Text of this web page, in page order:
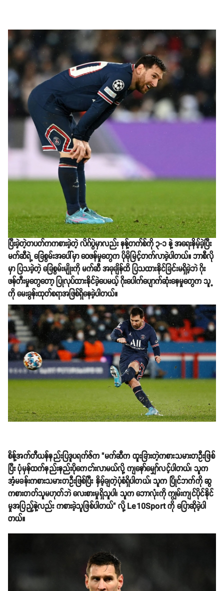
ပြီးခဲ့တဲ့တပတ်ကကစားခဲ့တဲ့ လိဂ်ပွဲမှာလည်း နန့်တက်စ်ကို ၃-၁ နဲ့ အရေးနိမ့်ခဲ့ပြီး
မက်ဆီရဲ့ ခြေစွမ်းအပေါ်မှာ ဝေဖန်မှုတွေက ပိုမိုမြင့်တက်လာခဲ့ပါတယ်။ ဘာစီလို
မှာ ပြသခဲ့တဲ့ ခြေစွမ်းမျိုးကို မက်ဆီ အခုချိန်ထိ ပြသထားနိုင်ခြင်းမရှိခဲ့ဘဲ ဂိုး
ဖန်တီးမှုတွေတော့ ပြုလုပ်ထားနိုင်ခဲ့ပေမယ့် ဂိုးပေါက်ပျောက်ဆုံးနေမှုတွေက သူ့
ကို မေးခွန်းထုတ်စရာအဖြစ်ရှိနေခဲ့ပါတယ်။
စိန့်အက်တီယန်နည်းပြဒူပရက်ဇ်က "မက်ဆီက ထူးခြားတဲ့ကစားသမားတဦးဖြစ်
ပြီး ပုံမှန်ထက်နည်းနည်းပိုကေငာ်းလာမယ်လို့ ကျနော်မျှော်လင့်ပါတယ်၊ သူက
အံ့မခန်းကစားသမားတဦးဖြစ်ပြီး နှိမ့်ချတဲ့ပုံစံရှိပါတယ်၊ သူက ပြိုင်ဘက်ကို ဆွ
ကစားတတ်သူမဟုတ်ဘဲ လေးစားမှုရှိသူပါ၊ သူက ဘောလုံးကို ကျွမ်းကျင်ပိုင်နိုင်
မှုအပြည့်နဲ့လည်း ကစားခဲ့သူဖြစ်ပါတယ်" လို့ Le10Sport ကို ပြောဆိုခဲ့ပါ
တယ်။